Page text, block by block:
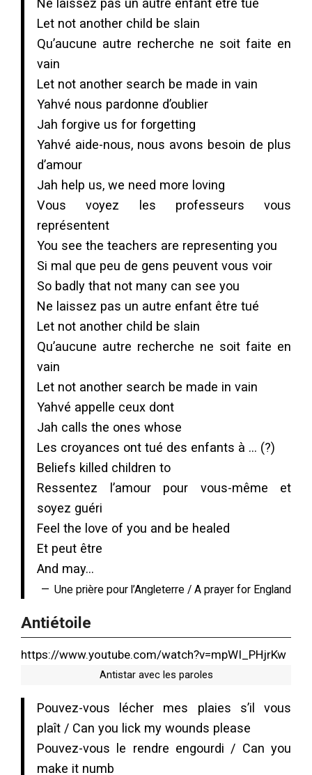
Ne laissez pas un autre enfant être tué
Let not another child be slain
Qu’aucune autre recherche ne soit faite en
vain
Let not another search be made in vain
Yahvé nous pardonne d’oublier
Jah forgive us for forgetting
Yahvé aide-nous, nous avons besoin de plus
d’amour
Jah help us, we need more loving
Vous voyez les professeurs vous
représentent
You see the teachers are representing you
Si mal que peu de gens peuvent vous voir
So badly that not many can see you
Ne laissez pas un autre enfant être tué
Let not another child be slain
Qu’aucune autre recherche ne soit faite en
vain
Let not another search be made in vain
Yahvé appelle ceux dont
Jah calls the ones whose
Les croyances ont tué des enfants à … (?)
Beliefs killed children to
Ressentez l’amour pour vous-même et
soyez guéri
Feel the love of you and be healed
Et peut être
And may…
Une prière pour l’Angleterre / A prayer for England
Antiétoile
https://www.youtube.com/watch?v=mpWI_PHjrKw
Antistar avec les paroles
Pouvez-vous lécher mes plaies s’il vous
plaît / Can you lick my wounds please
Pouvez-vous le rendre engourdi / Can you
make it numb